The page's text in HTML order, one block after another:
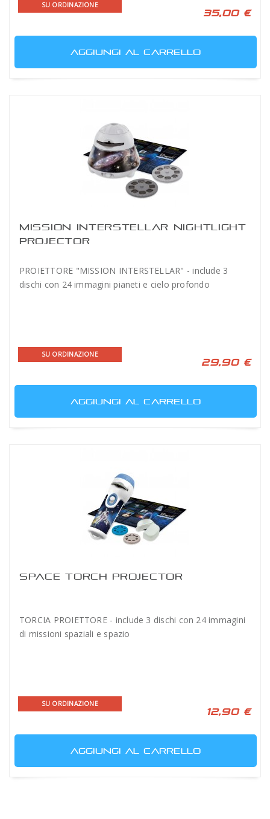
SU ORDINAZIONE
35,00 €
AGGIUNGI AL CARRELLO
MISSION INTERSTELLAR NIGHTLIGHT
PROJECTOR
PROIETTORE "MISSION INTERSTELLAR" - include 3
dischi con 24 immagini pianeti e cielo profondo
SU ORDINAZIONE
29,90 €
AGGIUNGI AL CARRELLO
SPACE TORCH PROJECTOR
TORCIA PROIETTORE - include 3 dischi con 24 immagini
di missioni spaziali e spazio
SU ORDINAZIONE
12,90 €
AGGIUNGI AL CARRELLO